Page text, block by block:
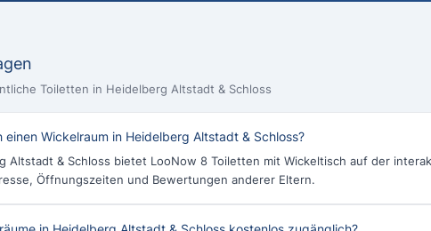
Toiletten in Heidelberg Altstadt & Schloss
einen Wickelraum in Heidelberg Altstadt & Schloss?
Altstadt & Schloss bietet LooNow 8 Toiletten mit Wickeltisch auf der
Öffnungszeiten und Bewertungen anderer Eltern.